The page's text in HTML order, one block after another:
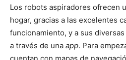
Los robots aspiradores ofrecen
hogar, gracias a las excelentes
funcionamiento, y a sus
a través de una app. Para